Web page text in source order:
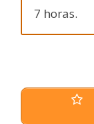
7 horas.